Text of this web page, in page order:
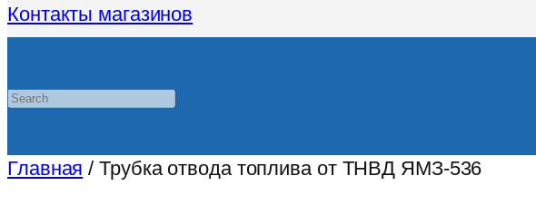
Контакты магазинов
Search
Главная / Трубка отвода топлива от ТНВД ЯМЗ-536